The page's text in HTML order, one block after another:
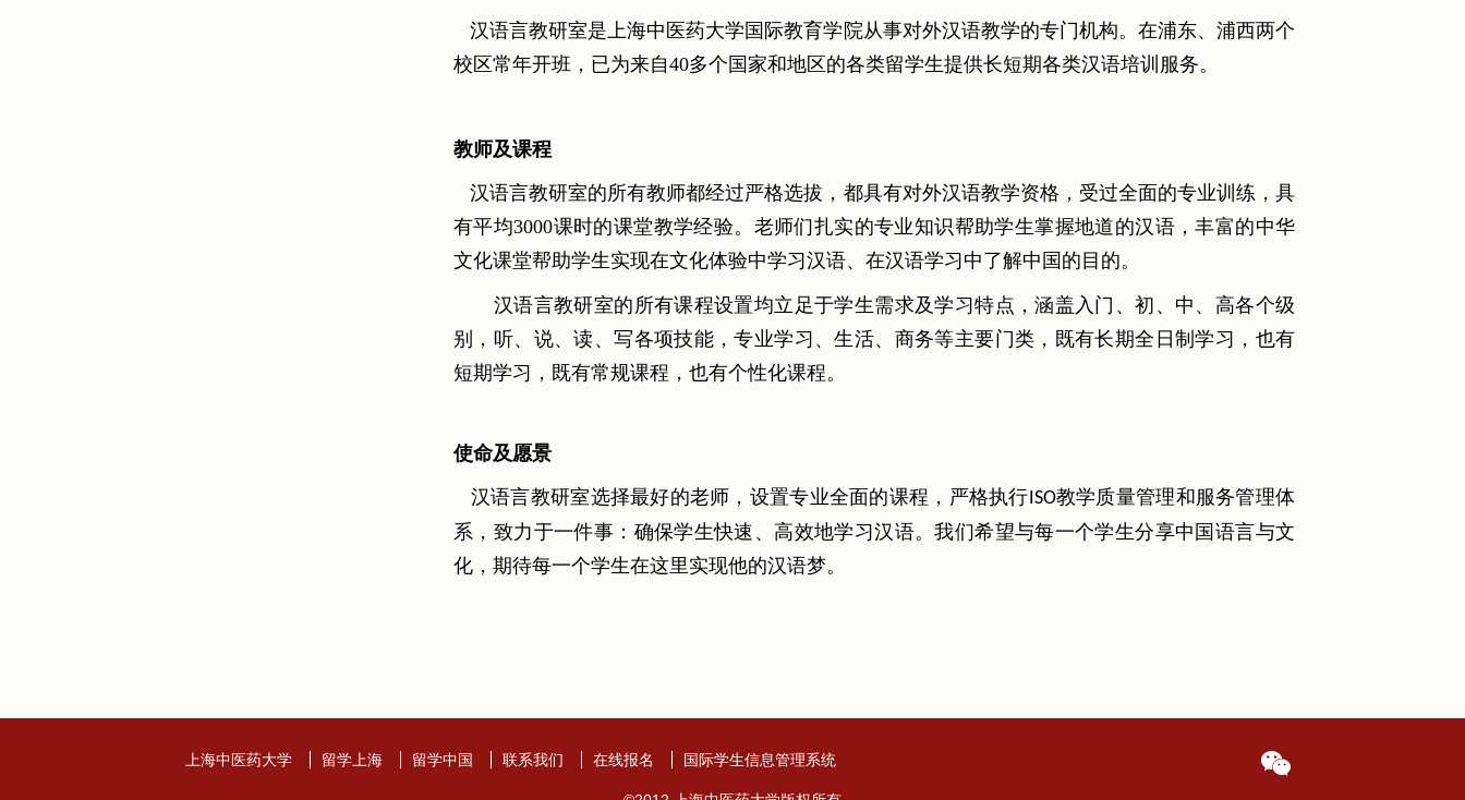
汉语言教研室是上海中医药大学国际教育学院从事对外汉语教学的专门机构。在浦东、浦西两个
校区常年开班，已为来自40多个国家和地区的各类留学生提供长短期各类汉语培训服务。
教师及课程
汉语言教研室的所有教师都经过严格选拔，都具有对外汉语教学资格，受过全面的专业训练，具
有平均3000课时的课堂教学经验。老师们扎实的专业知识帮助学生掌握地道的汉语，丰富的中华
文化课堂帮助学生实现在文化体验中学习汉语、在汉语学习中了解中国的目的。
汉语言教研室的所有课程设置均立足于学生需求及学习特点，涵盖入门、初、中、高各个级
别，听、说、读、写各项技能，专业学习、生活、商务等主要门类，既有长期全日制学习，也有
短期学习，既有常规课程，也有个性化课程。
使命及愿景
汉语言教研室选择最好的老师，设置专业全面的课程，严格执行ISO教学质量管理和服务管理体
系，致力于一件事：确保学生快速、高效地学习汉语。我们希望与每一个学生分享中国语言与文
化，期待每一个学生在这里实现他的汉语梦。
上海中医药大学 留学上海 留学中国 联系我们 在线报名 国际学生信息管理系统